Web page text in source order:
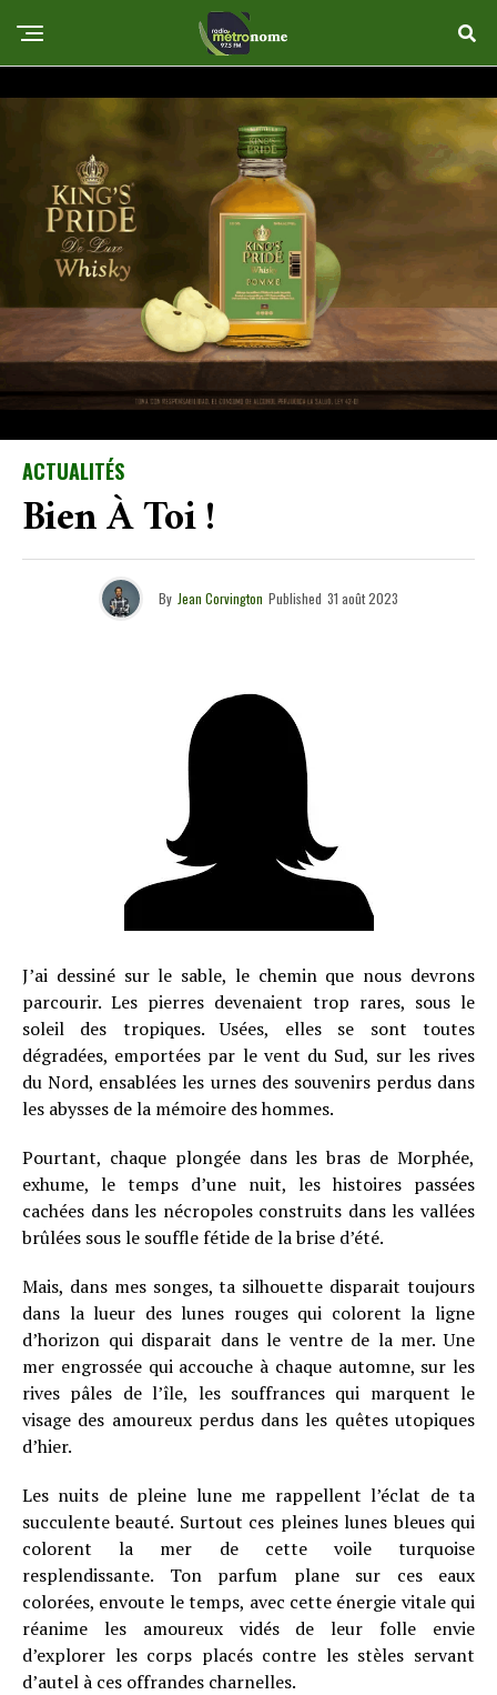
ACTUALITÉS
Bien À Toi !
By Jean Corvington Published 31 août 2023
J’ai dessiné sur le sable, le chemin que nous devrons
parcourir. Les pierres devenaient trop rares, sous le
soleil des tropiques. Usées, elles se sont toutes
dégradées, emportées par le vent du Sud, sur les rives
du Nord, ensablées les urnes des souvenirs perdus dans
les abysses de la mémoire des hommes.
Pourtant, chaque plongée dans les bras de Morphée,
exhume, le temps d’une nuit, les histoires passées
cachées dans les nécropoles construits dans les vallées
brûlées sous le souffle fétide de la brise d’été.
Mais, dans mes songes, ta silhouette disparait toujours
dans la lueur des lunes rouges qui colorent la ligne
d’horizon qui disparait dans le ventre de la mer. Une
mer engrossée qui accouche à chaque automne, sur les
rives pâles de l’île, les souffrances qui marquent le
visage des amoureux perdus dans les quêtes utopiques
d’hier.
Les nuits de pleine lune me rappellent l’éclat de ta
succulente beauté. Surtout ces pleines lunes bleues qui
colorent la mer de cette voile turquoise
resplendissante. Ton parfum plane sur ces eaux
colorées, envoute le temps, avec cette énergie vitale qui
réanime les amoureux vidés de leur folle envie
d’explorer les corps placés contre les stèles servant
d’autel à ces offrandes charnelles.